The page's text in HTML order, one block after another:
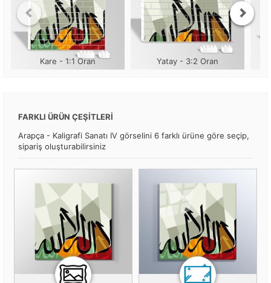
Kare - 1:1 Oran Yatay - 3:2 Oran
FARKLI ÜRÜN ÇEŞİTLERİ
Arapça - Kaligrafi Sanatı IV görselini 6 farklı ürüne göre seçip,
sipariş oluşturabilirsiniz